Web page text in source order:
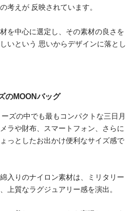
考えが 反映されています。
を中心に選定し、その素材の良さを
いという 思いからデザインに落とし
のMOONバッグ
ズの中でも最もコンパクトな三日月
ラや財布、スマートフォン、さらに
っとしたお出かけ便利なサイズ感で
入りのナイロン素材は、ミリタリー
上質なラグジュアリー感を演出。